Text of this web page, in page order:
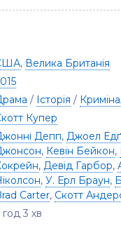
, Велика Британія
/ Історія /
Купер
Депп, Джоел
, Кевін Бейкон,
, Девід Гарбор,
, У. Ерл Браун,
Carter, Скотт
год 3 хв